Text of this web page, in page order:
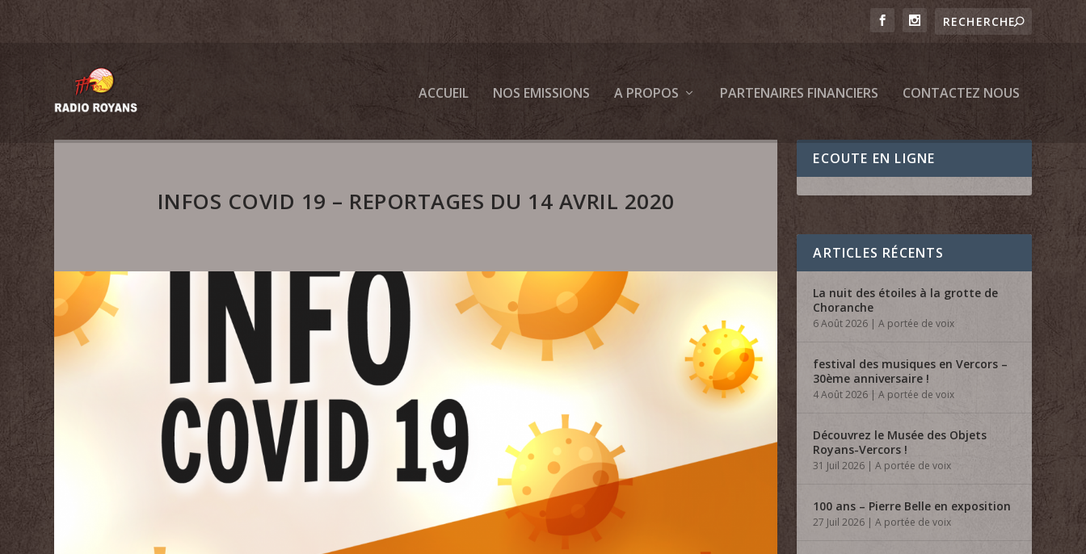
ACCUEIL NOS EMISSIONS A PROPOS PARTENAIRES FINANCIERS CONTACTEZ NOUS
INFOS COVID 19 – REPORTAGES DU 14 AVRIL 2020
ECOUTE EN LIGNE
ARTICLES RÉCENTS
La nuit des étoiles à la grotte de
Choranche
6 Août 2026 |A portée de voix
festival des musiques en Vercors –
30ème anniversaire !
4 Août 2026 |A portée de voix
Découvrez le Musée des Objets
Royans-Vercors !
31 Juil 2026 |A portée de voix
100 ans – Pierre Belle en exposition
27 Juil 2026 |A portée de voix